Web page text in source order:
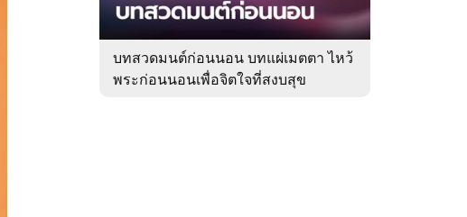
บทสวดมนต์ก่อนนอน บทแผ่เมตตา ไหว้
พระก่อนนอนเพื่อจิตใจที่สงบสุข